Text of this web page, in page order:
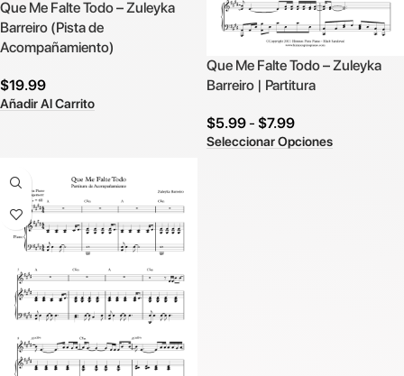
Que Me Falte Todo – Zuleyka
Barreiro (Pista de
Acompañamiento)
$19.99
Añadir Al Carrito
Que Me Falte Todo – Zuleyka
Barreiro | Partitura
$5.99- $7.99
Seleccionar Opciones